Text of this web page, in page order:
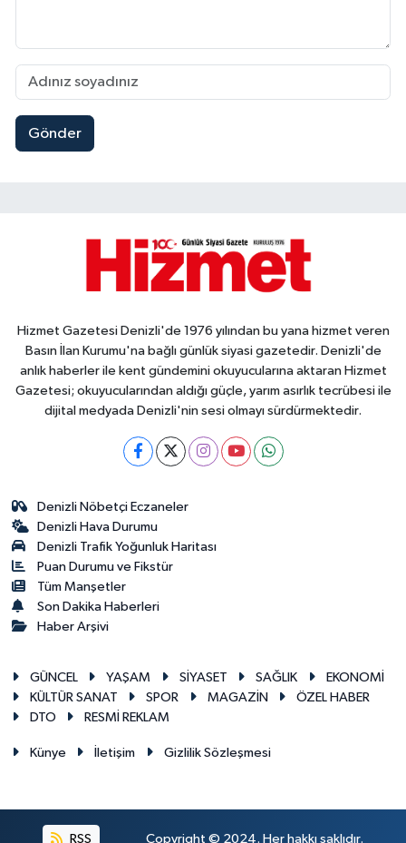
Gönder
Hizmet Gazetesi Denizli'de 1976 yılından bu yana hizmet veren
Basın İlan Kurumu'na bağlı günlük siyasi gazetedir. Denizli'de
anlık haberler ile kent gündemini okuyucularına aktaran Hizmet
Gazetesi; okuyucularından aldığı güçle, yarım asırlık tecrübesi ile
dijital medyada Denizli'nin sesi olmayı sürdürmektedir.
Denizli Nöbetçi Eczaneler
Denizli Hava Durumu
Denizli Trafik Yoğunluk Haritası
Puan Durumu ve Fikstür
Tüm Manşetler
Son Dakika Haberleri
Haber Arşivi
GÜNCEL YAŞAM SİYASET SAĞLIK
EKONOMİ
KÜLTÜR SANAT
SPOR MAGAZİN
ÖZEL HABER
DTO
RESMİ REKLAM
Künye İletişim Gizlilik Sözleşmesi
RSS Copyright © 2024. Her hakkı saklıdır.